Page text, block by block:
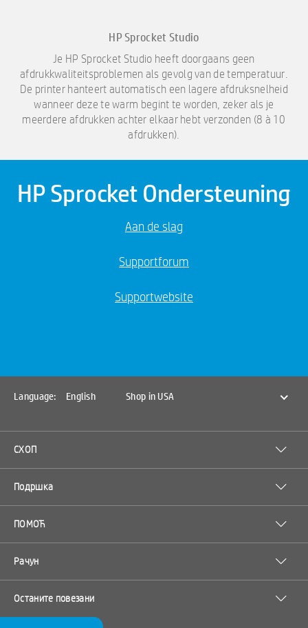
HP Sprocket Studio​
Je HP Sprocket Studio heeft doorgaans geen
afdrukkwaliteitsproblemen als gevolg van de temperatuur.
De printer hanteert automatisch een lagere afdruksnelheid
wanneer deze te warm begint te worden, zeker als je
meerdere afdrukken achter elkaar hebt verzonden (8 à 10
afdrukken).​
HP Sprocket Ondersteuning
Aan de slag
Supportforum
Supportwebsite
Language: English Shop in USA
СХОП
Подршка
ПОМОЋ
Рачун
Останите повезани